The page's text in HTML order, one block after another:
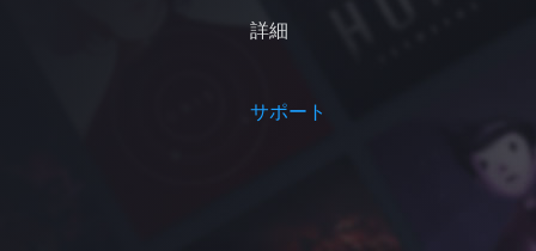
詳細
サポート